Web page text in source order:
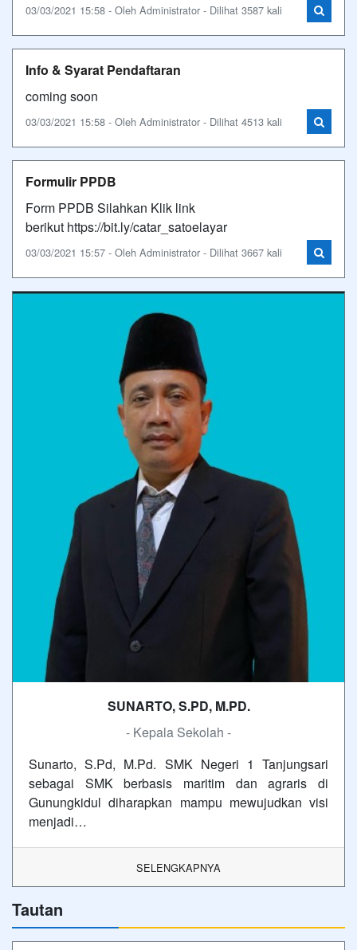
03/03/2021 15:58 - Oleh Administrator - Dilihat 3587 kali
Info & Syarat Pendaftaran
coming soon
03/03/2021 15:58 - Oleh Administrator - Dilihat 4513 kali
Formulir PPDB
Form PPDB Silahkan Klik link
berikut https://bit.ly/catar_satoelayar
03/03/2021 15:57 - Oleh Administrator - Dilihat 3667 kali
SUNARTO, S.PD, M.PD.
- Kepala Sekolah -
Sunarto, S.Pd, M.Pd. SMK Negeri 1 Tanjungsari
sebagai SMK berbasis maritim dan agraris di
Gunungkidul diharapkan mampu mewujudkan visi
menjadi…
SELENGKAPNYA
Tautan